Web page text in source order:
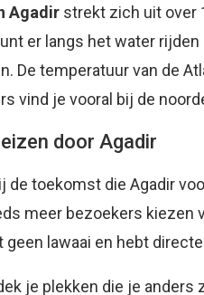
Agadir strekt zich uit over
er langs het water
De temperatuur van de
vind je vooral bij de
door Agadir
de toekomst die Agadir
meer bezoekers kiezen
geen lawaai en hebt
je plekken die je